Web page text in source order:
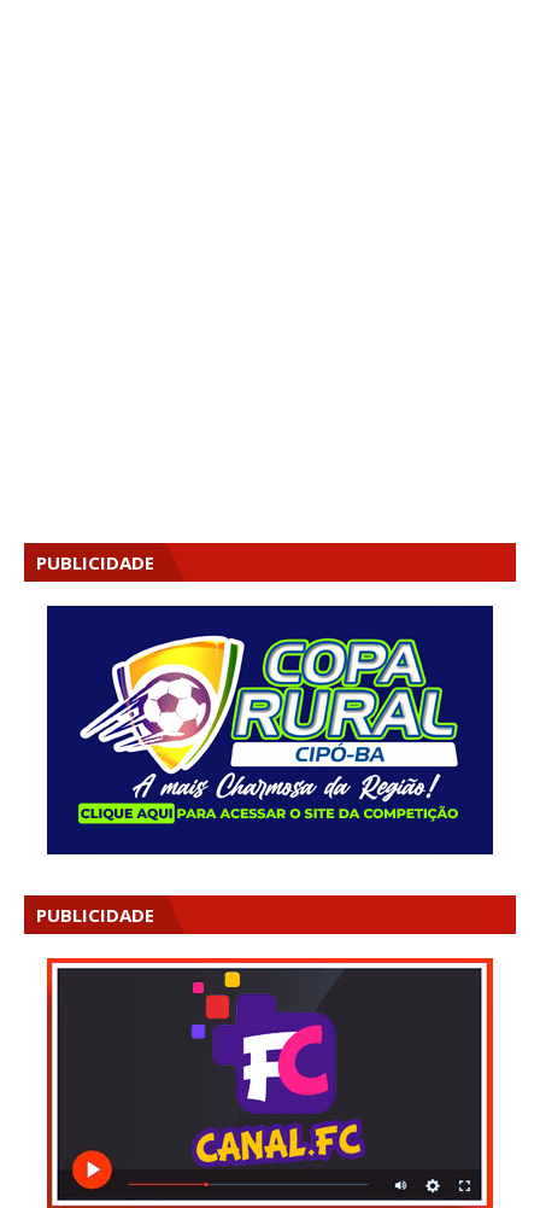
PUBLICIDADE
PUBLICIDADE